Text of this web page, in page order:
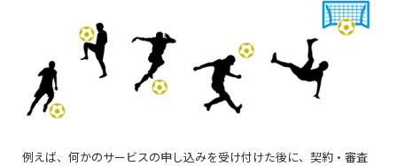
例えば、何かのサービスの申し込みを受け付けた後に、契約・審査